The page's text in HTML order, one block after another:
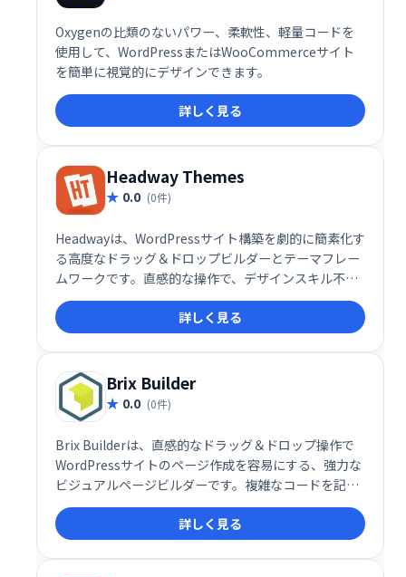
Oxygenの比類のないパワー、柔軟性、軽量コードを
使用して、WordPressまたはWooCommerceサイト
を簡単に視覚的にデザインできます。
詳しく見る
Headway Themes
0.0 (0件)
Headwayは、WordPressサイト構築を劇的に簡素化す
る高度なドラッグ＆ドロップビルダーとテーマフレー
ムワークです。直感的な操作で、デザインスキル不要
にプロフェッショナルなウェブサイトを作成できま
す。高度な機能と柔軟性を備え、あなたのビジョンを
自由に表現できる理想的なツールです。
詳しく見る
Brix Builder
0.0 (0件)
Brix Builderは、直感的なドラッグ＆ドロップ操作で
WordPressサイトのページ作成を容易にする、強力な
ビジュアルページビルダーです。複雑なコードを記述
することなく、洗練されたデザインのページを簡単に
構築できます。直感的なインターフェースで、あなた
の創造性を最大限に引き出しましょう。
詳しく見る